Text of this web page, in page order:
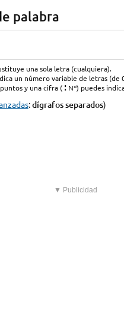
palabra
una sola letra (cualquiera).
un número variable de letras (de
y una cifra (: Nº) puedes
:dígrafos separados)
▼ Publicidad